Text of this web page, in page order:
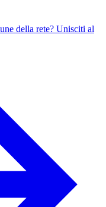
della rete? Unisciti al